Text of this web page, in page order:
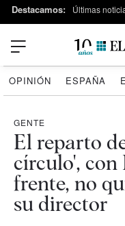
Destacamos: Últimas
OPINIÓN ESPAÑA
GENTE
El reparto
círculo', con
frente, no
su director